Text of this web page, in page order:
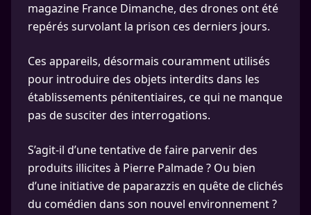
magazine France Dimanche, des drones ont été
repérés survolant la prison ces derniers jours.
Ces appareils, désormais couramment utilisés
pour introduire des objets interdits dans les
établissements pénitentiaires, ce qui ne manque
pas de susciter des interrogations.
S’agit-il d’une tentative de faire parvenir des
produits illicites à Pierre Palmade ? Ou bien
d’une initiative de paparazzis en quête de clichés
du comédien dans son nouvel environnement ?